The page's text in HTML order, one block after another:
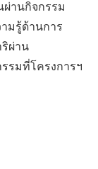
านกิจกรรม
มรู้ด้านการ
ผ่าน
รมที่โครงการฯ